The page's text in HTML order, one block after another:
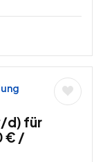
d) für
€ /